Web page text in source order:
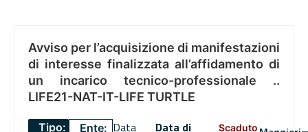
Avviso per l’acquisizione di manifestazioni
di interesse finalizzata all’affidamento di
un incarico tecnico-professionale ..
LIFE21-NAT-IT-LIFE TURTLE
Tipo: Ente: Data Data di Scaduto